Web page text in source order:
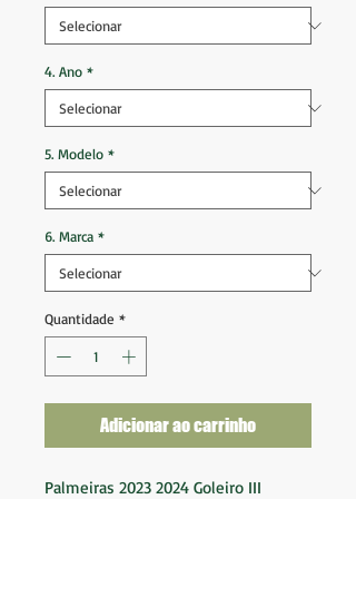
4. Ano *
5. Modelo *
6. Marca *
Quantidade *
Adicionar ao carrinho
Palmeiras 2023 2024 Goleiro III